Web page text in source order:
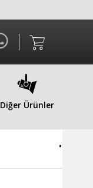
Diğer Ürünler
.